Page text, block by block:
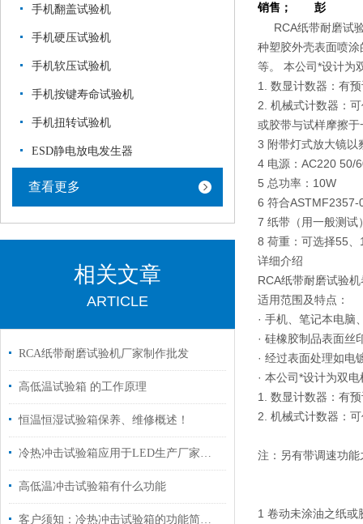
手机翻盖试验机
手机硬压试验机
手机软压试验机
手机按键寿命试验机
手机扭转试验机
ESD静电放电发生器
查看更多
相关文章
ARTICLE
RCA纸带耐磨试验机厂家制作批发
高低温试验箱 的工作原理
恒温恒湿试验箱保养、维修概述！
冷热冲击试验箱应用于LED生产厂家质量检测
高低温冲击试验箱有什么功能
客户须知：冷热冲击试验箱的功能简介和安装准备条件阐述
销售； 彭
RCA纸带耐磨试验
种塑胶外壳表面喷
等。 本公司*设计为
1. 数显计数器：有
2. 机械式计数器：
或胶带与试样摩擦
3 附带灯式放大镜以
4 电源：AC220 50/
5 总功率：10W
6 符合ASTMF2357-
7 纸带（用一般测试
8 荷重：可选择55
详细介绍
RCA纸带耐磨试验
适用范围及特点：
· 手机、笔记本电脑
· 硅橡胶制品表面丝
· 经过表面处理如电
· 本公司*设计为双
1. 数显计数器：有
2. 机械式计数器：
注：另有带调速功
1 卷动未涂油之纸或